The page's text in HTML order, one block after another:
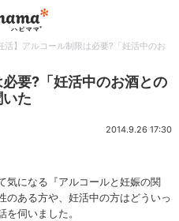
活】アルコール制限は必要?「妊活中のお
必要?「妊活中のお酒との
た
2014.9.26 17:30
気になる『アルコールと妊娠の関
のある方や、妊活中の方はどういっ
伺いました。